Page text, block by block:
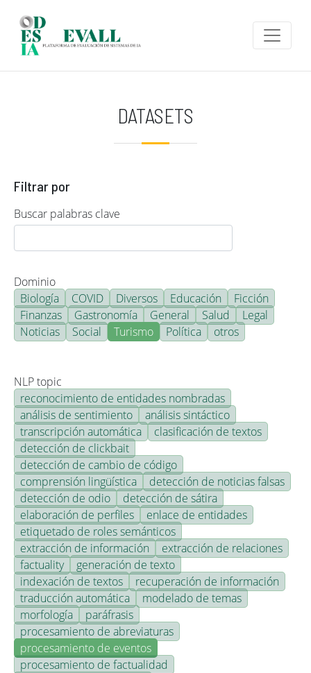
DATASETS
Filtrar por
Buscar palabras clave
Dominio
Biología
COVID Diversos Educación
Ficción
Finanzas
Gastronomía General Salud
Legal
Noticias
Social Turismo Política otros
NLP topic
reconocimiento de entidades nombradas
análisis de sentimiento
análisis sintáctico
transcripción automática
clasificación de textos
detección de clickbait
detección de cambio de código
comprensión lingüística
detección de noticias falsas
detección de odio
detección de sátira
elaboración de perfiles
enlace de entidades
etiquetado de roles semánticos
extracción de información
extracción de relaciones
factuality
generación de texto
indexación de textos
recuperación de información
traducción automática
modelado de temas
morfología
paráfrasis
procesamiento de abreviaturas
procesamiento de eventos
procesamiento de factualidad